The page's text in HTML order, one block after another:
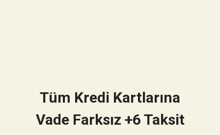
Tüm Kredi Kartlarına
Vade Farksız +6 Taksit